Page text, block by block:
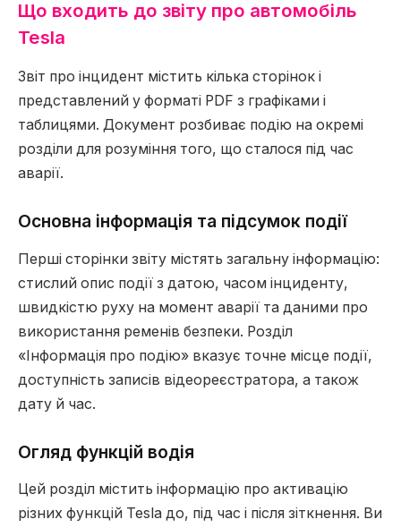
Що входить до звіту про автомобіль
Tesla
Звіт про інцидент містить кілька сторінок і
представлений у форматі PDF з графіками і
таблицями. Документ розбиває подію на окремі
розділи для розуміння того, що сталося під час
аварії.
Основна інформація та підсумок події
Перші сторінки звіту містять загальну інформацію:
стислий опис події з датою, часом інциденту,
швидкістю руху на момент аварії та даними про
використання ременів безпеки. Розділ
«Інформація про подію» вказує точне місце події,
доступність записів відеореєстратора, а також
дату й час.
Огляд функцій водія
Цей розділ містить інформацію про активацію
різних функцій Tesla до, під час і після зіткнення. Ви